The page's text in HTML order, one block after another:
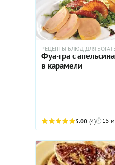
РЕЦЕПТЫ БЛЮД ДЛЯ
Фуа-гра с
в карамели
5.00 (4) 15